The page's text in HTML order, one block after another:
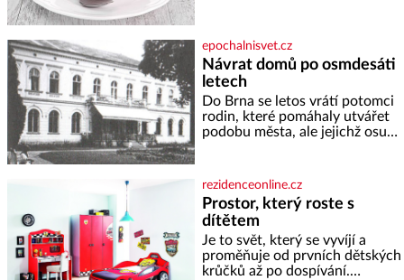
cukru krystal 1 lžíci medu 200 g
zakysané sm
epochalnisvet.cz
Návrat domů po osmdesáti
letech
Do Brna se letos vrátí potomci
rodin, které pomáhaly utvářet
podobu města, ale jejichž osudy
Placzek, Löw-Beer, Fuhrmann,
Kohn a Stiassni se stanou
jednou z hlavních
dramaturgických linií festivalu
židovské kultury ŠTETL FEST
2026. Některé návraty nejsou
jednoduché. Místa, která si
rezidenceonline.cz
Prostor, který roste s
dítětem
Je to svět, který se vyvíjí a
proměňuje od prvních dětských
krůčků až po dospívání.